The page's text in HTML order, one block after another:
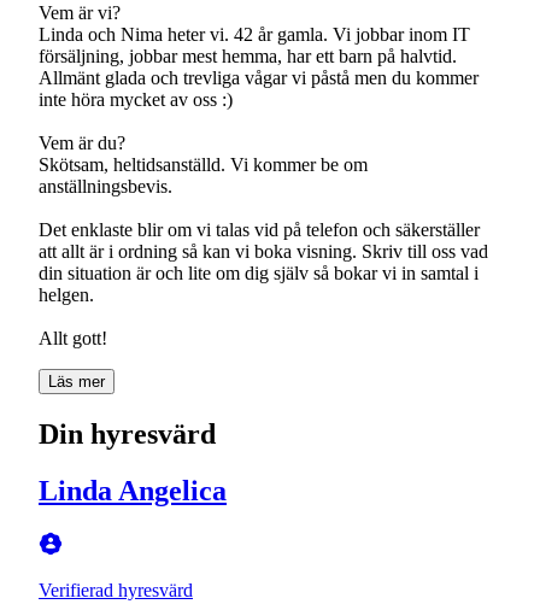
Vem är vi?
Linda och Nima heter vi. 42 år gamla. Vi jobbar inom IT
försäljning, jobbar mest hemma, har ett barn på halvtid.
Allmänt glada och trevliga vågar vi påstå men du kommer
inte höra mycket av oss :)
Vem är du?
Skötsam, heltidsanställd. Vi kommer be om
anställningsbevis.
Det enklaste blir om vi talas vid på telefon och säkerställer
att allt är i ordning så kan vi boka visning. Skriv till oss vad
din situation är och lite om dig själv så bokar vi in samtal i
helgen.
Läs mer
Din hyresvärd
Linda Angelica
Verifierad hyresvärd